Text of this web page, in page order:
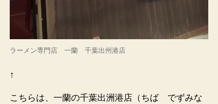
ラーメン専門店 一蘭 千葉出州港店
↑
こちらは、一蘭の千葉出洲港店（ちば でずみな